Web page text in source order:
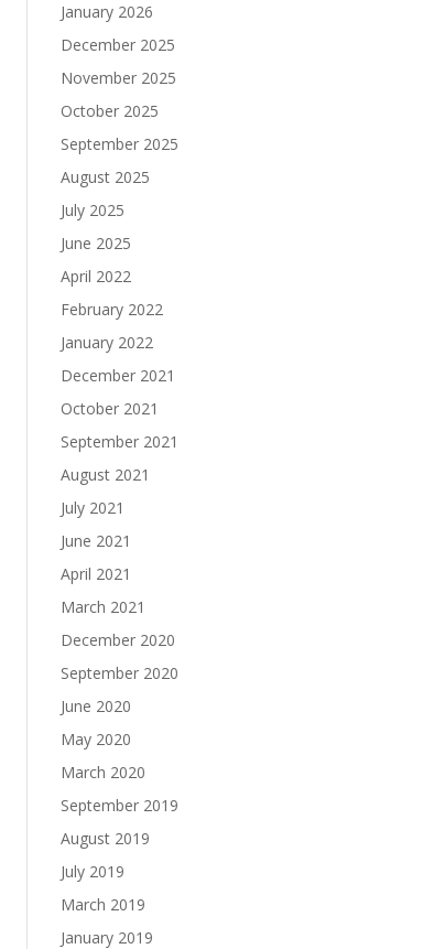
January 2026
December 2025
November 2025
October 2025
September 2025
August 2025
July 2025
June 2025
April 2022
February 2022
January 2022
December 2021
October 2021
September 2021
August 2021
July 2021
June 2021
April 2021
March 2021
December 2020
September 2020
June 2020
May 2020
March 2020
September 2019
August 2019
July 2019
March 2019
January 2019